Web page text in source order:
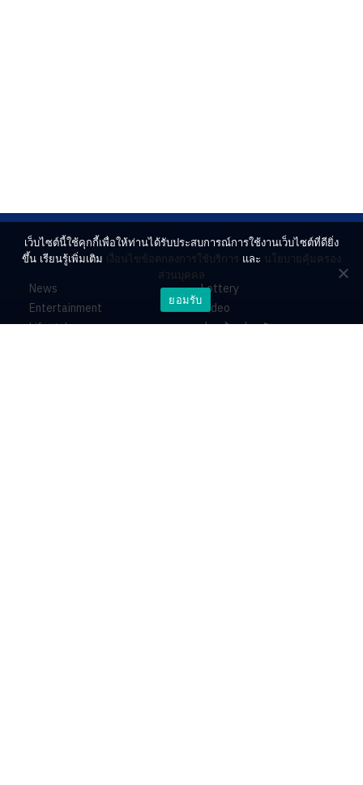
News
Entertainment
Lifestyle
Lottery
Video
ร่วมด้วยช่วยกัน
เว็บไซต์นี้ใช้คุกกี้เพื่อให้ท่านได้รับประสบการณ์การใช้งานเว็บไซต์ที่ดียิ่ง
ขึ้น เรียนรู้เพิ่มเติม เงื่อนไขข้อตกลงการใช้บริการ และ นโยบายคุ้มครอง
ส่วนบุคคล
ยอมรับ